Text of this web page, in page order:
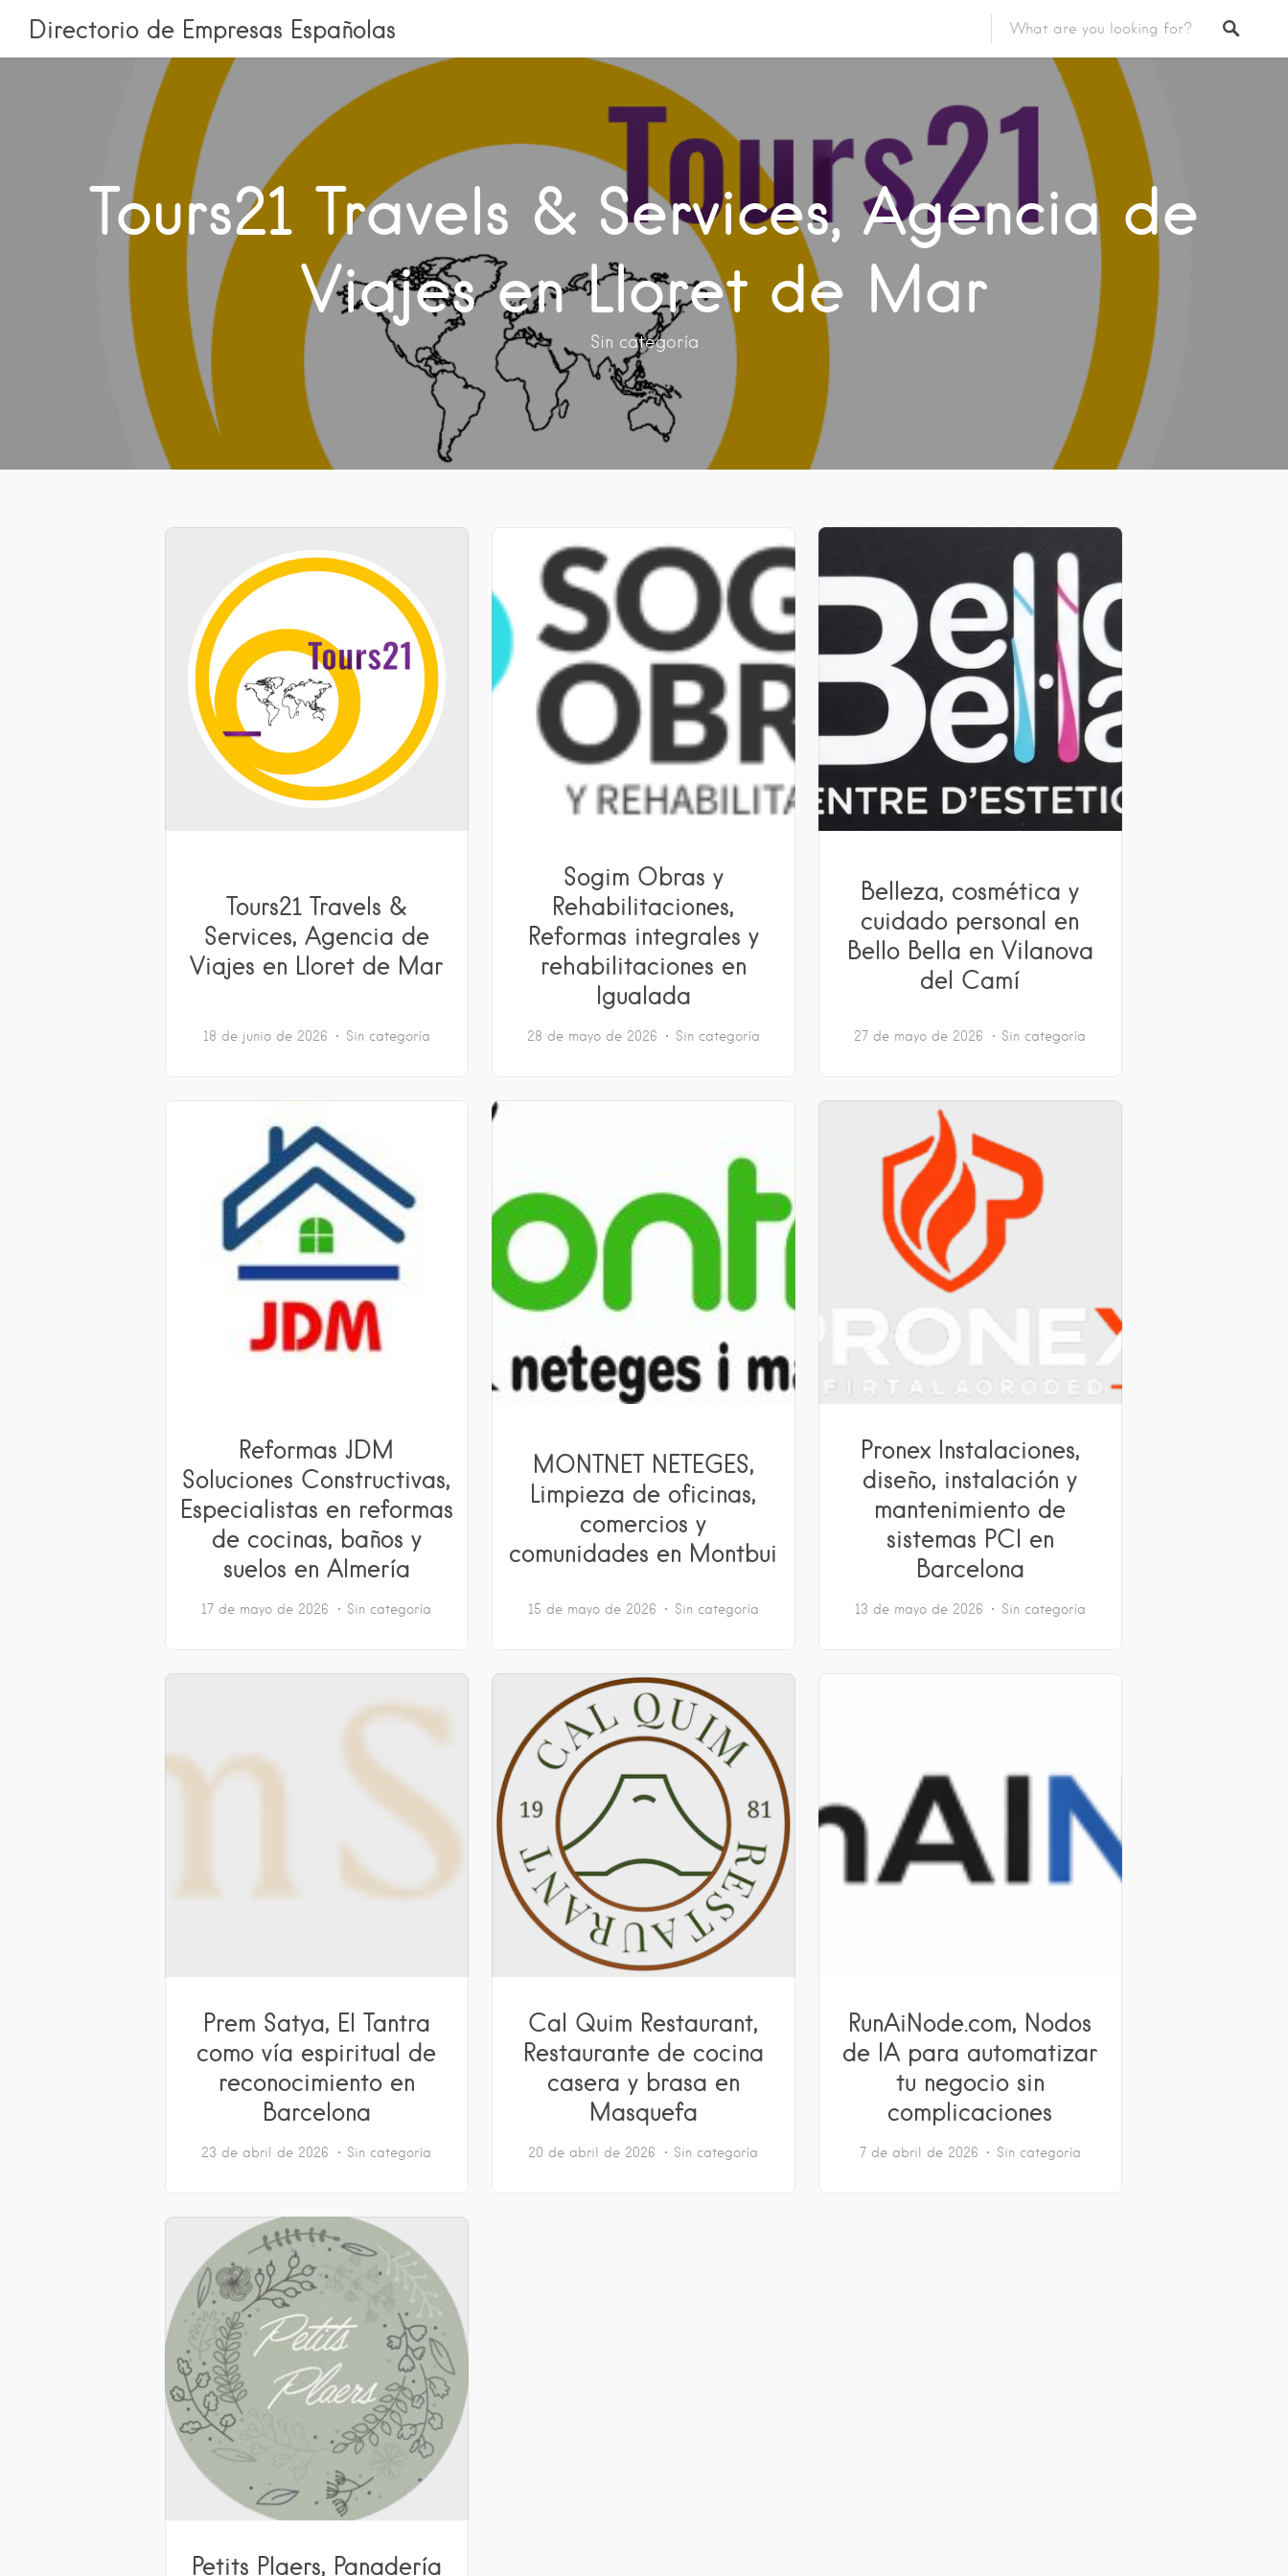
Directorio de Empresas Españolas
Tours21 Travels & Services, Agencia de
Viajes en Lloret de Mar
Sin categoría
Tours21 Travels &
Services, Agencia de
Viajes en Lloret de Mar
18 de junio de 2026 Sin categoría
Sogim Obras y
Rehabilitaciones,
Reformas integrales y
rehabilitaciones en
Igualada
28 de mayo de 2026 Sin categoría
Belleza, cosmética y
cuidado personal en
Bello Bella en Vilanova
del Camí
27 de mayo de 2026 Sin categoría
Reformas JDM
Soluciones Constructivas,
Especialistas en reformas
de cocinas, baños y
suelos en Almería
17 de mayo de 2026 Sin categoría
MONTNET NETEGES,
Limpieza de oficinas,
comercios y
comunidades en Montbui
15 de mayo de 2026 Sin categoría
Pronex Instalaciones,
diseño, instalación y
mantenimiento de
sistemas PCI en
Barcelona
13 de mayo de 2026 Sin categoría
Prem Satya, El Tantra
como vía espiritual de
reconocimiento en
Barcelona
23 de abril de 2026 Sin categoría
Cal Quim Restaurant,
Restaurante de cocina
casera y brasa en
Masquefa
20 de abril de 2026 Sin categoría
RunAiNode.com, Nodos
de IA para automatizar
tu negocio sin
complicaciones
7 de abril de 2026 Sin categoría
Petits Plaers, Panadería